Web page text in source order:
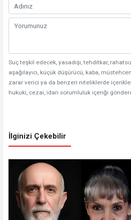
Suç teşkil edecek, yasadışı, tehditkar,
aşağılayıcı, küçük düşürücü, kaba,
zarar verici ya da benzeri niteliklerde
hukuki, cezai, idari sorumluluk içeriği
İlginizi Çekebilir